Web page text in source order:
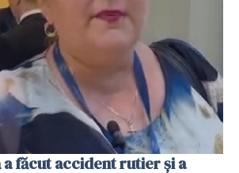
a făcut accident rutier și a